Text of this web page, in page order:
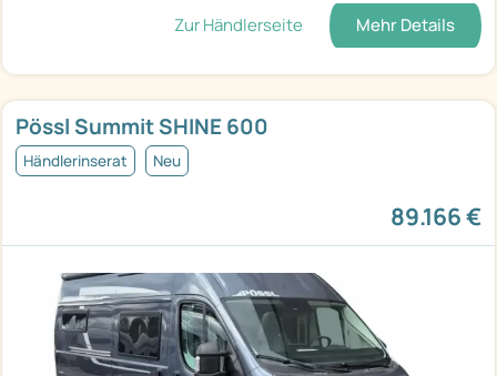
Zur Händlerseite Mehr Details
Pössl Summit SHINE 600
Händlerinserat Neu
89.166 €